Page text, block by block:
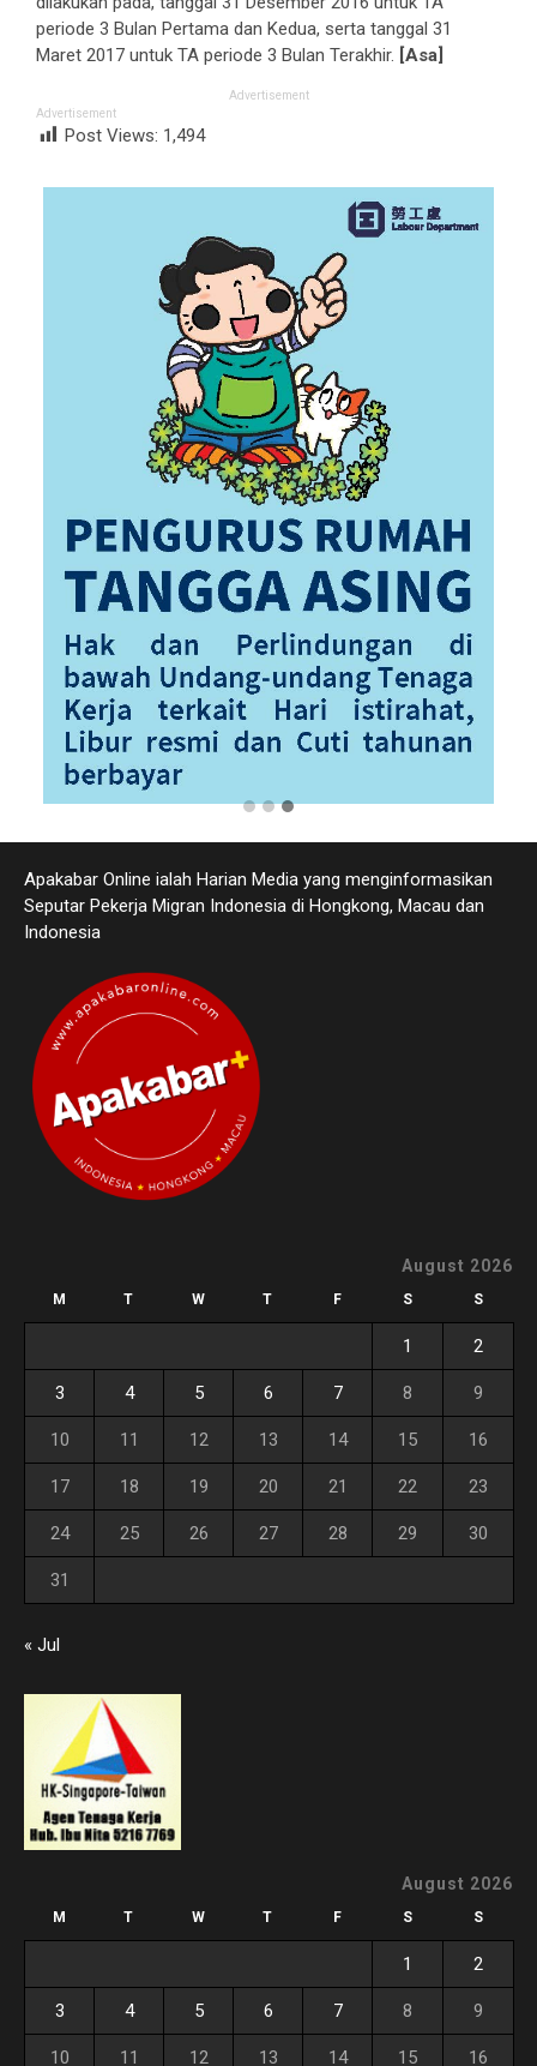
periode 3 Bulan Pertama dan Kedua, serta tanggal 31
Maret 2017 untuk TA periode 3 Bulan Terakhir. [Asa]
Advertisement
Advertisement
Post Views: 1,494
Apakabar Online ialah Harian Media yang menginformasikan
Seputar Pekerja Migran Indonesia di Hongkong, Macau dan
Indonesia
August 2026
M T W T F S S
1 2
3 4 5 6 7 8 9
10 11 12 13 14 15 16
17 18 19 20 21 22 23
24 25 26 27 28 29 30
31
« Jul
August 2026
M T W T F S S
1 2
3 4 5 6 7 8 9
10 11 12 13 14 15 16